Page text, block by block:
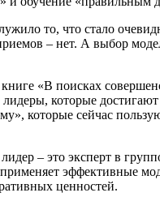
то, что стало
– нет. А выбор
«В поисках
лидеры, которые
которые сейчас
– это эксперт в
эффективные
ценностей.